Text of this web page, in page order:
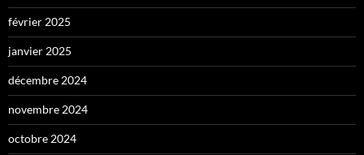
février 2025
janvier 2025
décembre 2024
novembre 2024
octobre 2024